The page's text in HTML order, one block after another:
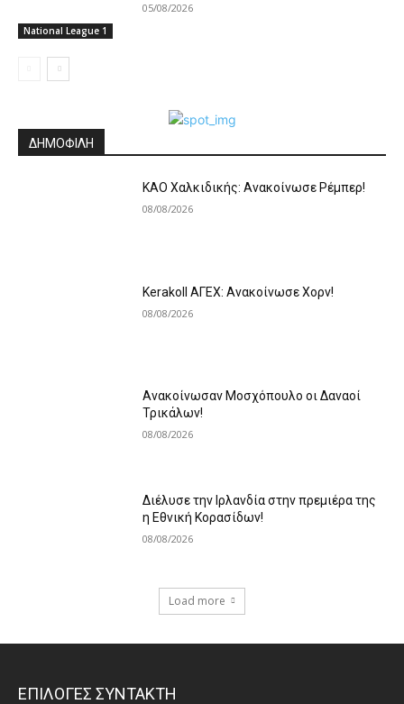
National League 1
05/08/2026
ΔΗΜΟΦΙΛΗ
ΚΑΟ Χαλκιδικής: Ανακοίνωσε Ρέμπερ!
08/08/2026
Kerakoll ΑΓΕΧ: Ανακοίνωσε Χορν!
08/08/2026
Ανακοίνωσαν Μοσχόπουλο οι Δαναοί
Τρικάλων!
08/08/2026
Διέλυσε την Ιρλανδία στην πρεμιέρα της
η Εθνική Κορασίδων!
08/08/2026
Load more
ΕΠΙΛΟΓΕΣ ΣΥΝΤΑΚΤΗ